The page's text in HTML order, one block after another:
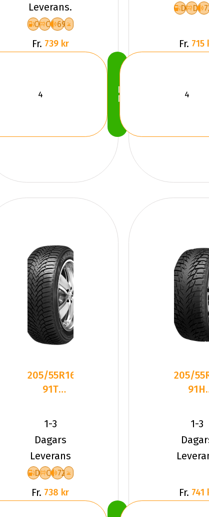
3 XL
Leverans.
C C 69
Fr. 739 kr
Köp
Nu
D D
Fr. 715
205/55R16
91T
BLAZER
Alpine+
1-3
Dagars
Leverans
D C 72
Fr. 738 kr
205/
91H
SNOW-
MWH02
2025
1-3
Fr. 741